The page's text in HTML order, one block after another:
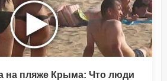
на пляже Крыма: Что люди